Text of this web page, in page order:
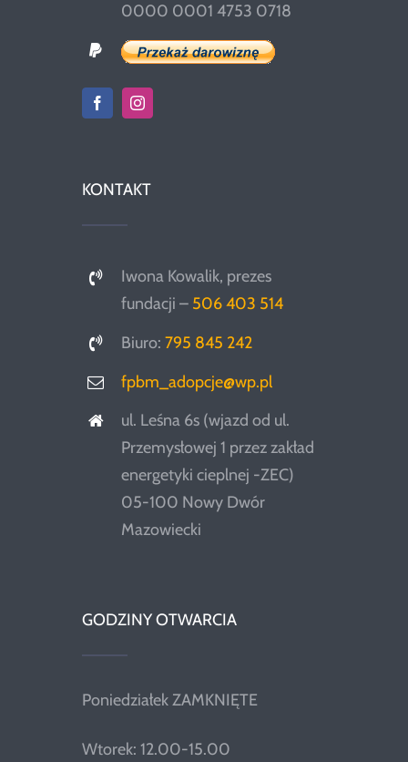
0000 0001 4753 0718
KONTAKT
Iwona Kowalik, prezes
fundacji – 506 403 514
Biuro:795 845 242
fpbm_adopcje@wp.pl
ul. Leśna 6s (wjazd od ul.
Przemysłowej 1 przez zakład
energetyki cieplnej -ZEC)
05-100 Nowy Dwór
Mazowiecki
GODZINY OTWARCIA
Poniedziałek ZAMKNIĘTE
Wtorek: 12.00-15.00